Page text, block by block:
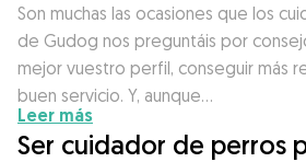
Son muchas las ocasiones que los
de Gudog nos preguntáis por
mejor vuestro perfil, conseguir más
buen servicio. Y, aunque…
Leer más
Ser cuidador de perros